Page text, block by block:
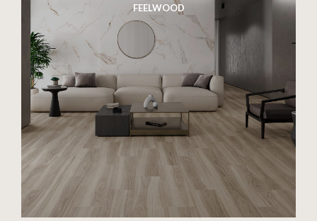
FEELWOOD